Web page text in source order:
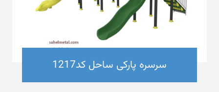
سرسره پارکی ساحل کد1217